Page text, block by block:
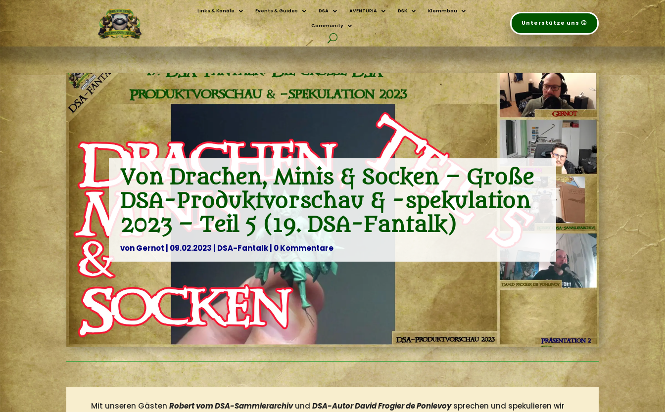
Links & Kanäle Events & Guides DSA AVENTURIA DSK Klemmbau
Community Unterstütze uns 🙂
Von Drachen, Minis & Socken – Große
DSA-Produktvorschau & -spekulation
2023 – Teil 5 (19. DSA-Fantalk)
vonGernot | 09.02.2023 | DSA-Fantalk| 0 Kommentare
Mit unseren GästenRobert vom DSA-SammlerarchivundDSA-Autor David Frogier de Ponlevoysprechen und spekulieren wir